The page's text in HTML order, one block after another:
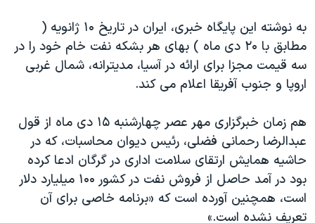
همایش محافظه‌کاران آمریکا «سی‌پک»
صفحه‌های ویژه
سفر پرزیدنت ترامپ به چین
به نوشته این پایگاه خبری، ایران در تاریخ ۱۰ ژانویه (
مطابق با ۲۰ دی ماه ) بهای هر بشکه نفت خام خود را در
سه قیمت مجزا برای ارائه در آسیا، مدیترانه، شمال غربی
اروپا و جنوب آفریقا اعلام می کند.
هم زمان خبرگزاری مهر عصر چهارشنبه ۱۵ دی ماه از قول
عبدالرضا رحمانی فضلی، رئیس دیوان محاسبات، که در
حاشیه همایش ارتقای سلامت اداری در گرگان ادعا کرده
بود در آمد حاصل از فروش نفت در کشور ۱۰۰ میلیارد دلار
است، همچنين آورده است که «برنامه خاصی برای آن
تعریف نشده است.»